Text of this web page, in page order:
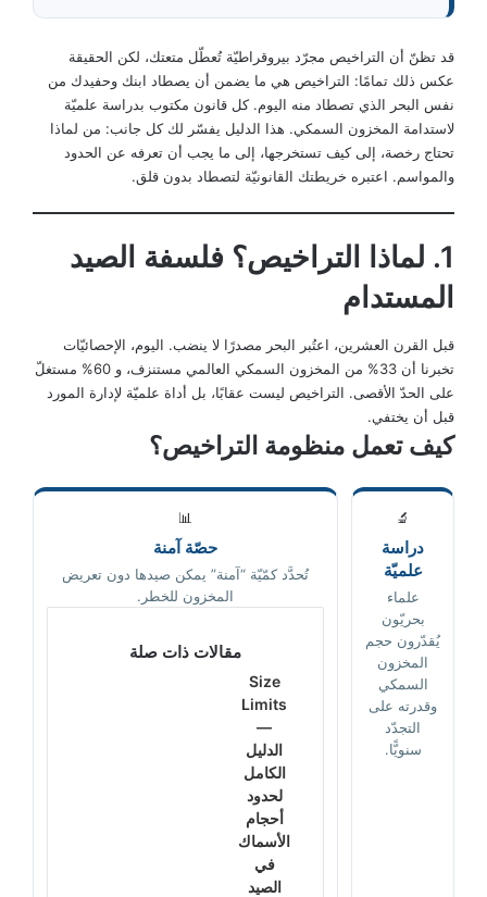
قد تظنّ أن التراخيص مجرّد بيروقراطيّة تُعطّل متعتك، لكن الحقيقة
عكس ذلك تمامًا: التراخيص هي ما يضمن أن يصطاد ابنك وحفيدك من
نفس البحر الذي تصطاد منه اليوم. كل قانون مكتوب بدراسة علميّة
لاستدامة المخزون السمكي. هذا الدليل يفسّر لك كل جانب: من لماذا
تحتاج رخصة، إلى كيف تستخرجها، إلى ما يجب أن تعرفه عن الحدود
والمواسم. اعتبره خريطتك القانونيّة لتصطاد بدون قلق.
1. لماذا التراخيص؟ فلسفة الصيد
المستدام
قبل القرن العشرين، اعتُبر البحر مصدرًا لا ينضب. اليوم، الإحصائيّات
تخبرنا أن 33% من المخزون السمكي العالمي مستنزف، و 60% مستغلّ
على الحدّ الأقصى. التراخيص ليست عقابًا، بل أداة علميّة لإدارة المورد
قبل أن يختفي.
كيف تعمل منظومة التراخيص؟
🔬
دراسة
علميّة
علماء
بحريّون
يُقدّرون حجم
المخزون
السمكي
وقدرته على
التجدّد
سنويًّا.
📊
حصّة آمنة
تُحدَّد كمّيّة “آمنة” يمكن صيدها دون تعريض
المخزون للخطر.
مقالات ذات صلة
Size
Limits
—
الدليل
الكامل
لحدود
أحجام
الأسماك
في
الصيد